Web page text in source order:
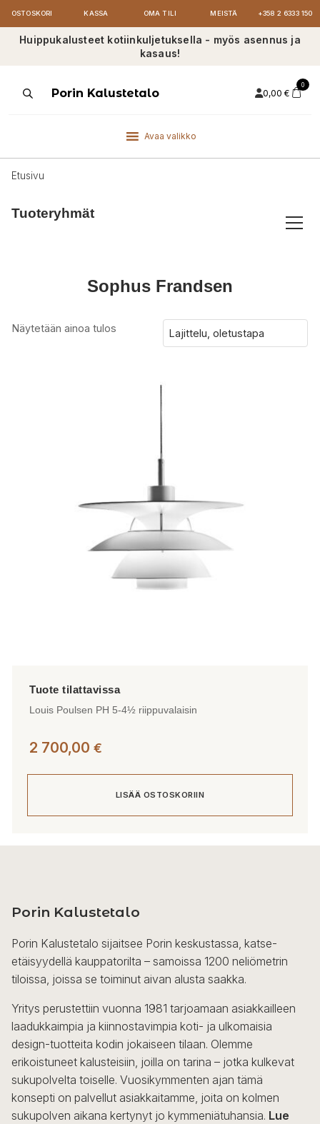
OSTOSKORI KASSA OMA TILI MEISTÄ +358 2 6333 150
Huippukalusteet kotiinkuljetuksella - myös asennus ja
kasaus!
ProductsPorin Kalustetalo 0,00 €
0
Avaa valikko
Etusivu
Tuoteryhmät
Sophus Frandsen
Näytetään ainoa tulos
Louis Poulsen PH 5-4½ riippuvalaisin
2 700,00 €
LISÄÄ OSTOSKORIIN
Porin Kalustetalo
Porin Kalustetalo sijaitsee Porin keskustassa, katse-
etäisyydellä kauppatorilta – samoissa 1200 neliömetrin
tiloissa, joissa se toiminut aivan alusta saakka.
Yritys perustettiin vuonna 1981 tarjoamaan asiakkailleen
laadukkaimpia ja kiinnostavimpia koti- ja ulkomaisia
design-tuotteita kodin jokaiseen tilaan. Olemme
erikoistuneet kalusteisiin, joilla on tarina – jotka kulkevat
sukupolvelta toiselle. Vuosikymmenten ajan tämä
konsepti on palvellut asiakkaitamme, joita on kolmen
sukupolven aikana kertynyt jo kymmeniätuhansia. Lue